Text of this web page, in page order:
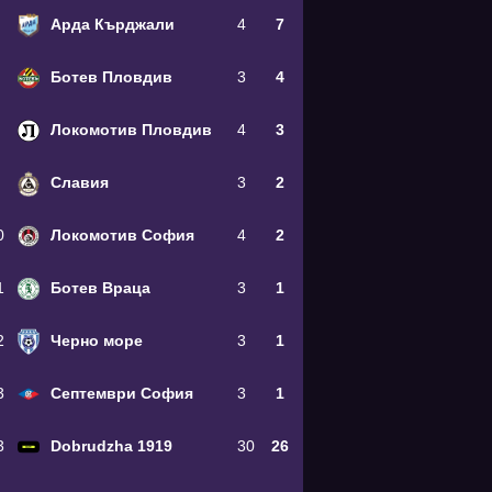
Арда Кърджали 4 7
Ботев Пловдив 3 4
Локомотив Пловдив 4 3
Славия 3 2
Локомотив София 4 2
Ботев Враца 3 1
Черно море 3 1
Септември София 3 1
Dobrudzha 1919 30 26